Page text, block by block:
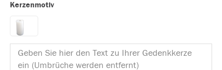
Kerzenmotiv